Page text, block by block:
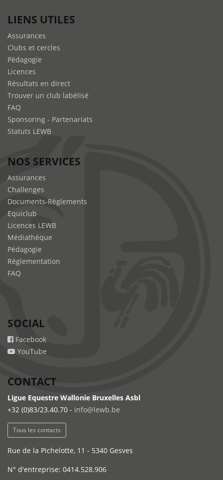
LIENS UTILES
Assurances
Clubs et cercles
Pédagogie
Licences
Résultats en direct
Trouver un club labélisé
FAQ
Sponsoring - Partenariats
Statuts LEWB
NOS SERVICES
Assurances
Challenges
Documents-Règlements
Equiclub
Licences LEWB
Médiathèque
Pédagogie
Règlementation
FAQ
SOCIAL
Facebook
YouTube
CONTACT
Ligue Equestre Wallonie Bruxelles Asbl
+32 (0)83/23.40.70 - info@lewb.be
Tous les contacts
Rue de la Pichelotte, 11 - 5340 Gesves
N° d'entreprise: 0414.528.906